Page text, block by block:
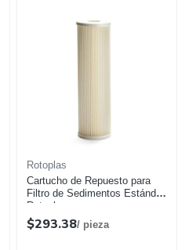
Rotoplas
Cartucho de Repuesto para
Filtro de Sedimentos Estándar
Rotoplas
$293.38/ pieza